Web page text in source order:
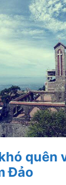
quên
Đảo